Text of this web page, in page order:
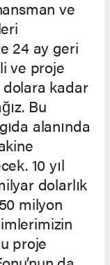
ve
24 ay geri
ve proje
kadar
Bu
alanında
10 yıl
dolarlık
milyon
proje